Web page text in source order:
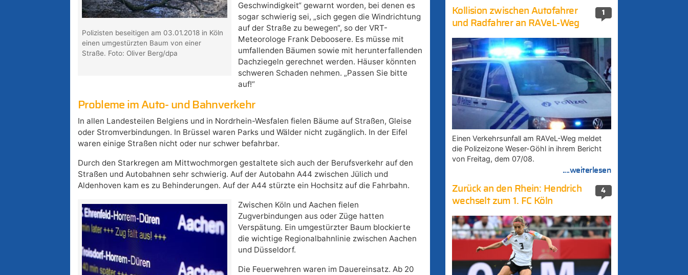
Polizisten beseitigen am 03.01.2018 in Köln
einen umgestürzten Baum von einer
Straße. Foto: Oliver Berg/dpa
Geschwindigkeit“ gewarnt worden, bei denen es
sogar schwierig sei, „sich gegen die Windrichtung
auf der Straße zu bewegen“, so der VRT-
Meteorologe Frank Deboosere. Es müsse mit
umfallenden Bäumen sowie mit herunterfallenden
Dachziegeln gerechnet werden. Häuser könnten
schweren Schaden nehmen. „Passen Sie bitte
auf!“
Probleme im Auto- und Bahnverkehr
In allen Landesteilen Belgiens und in Nordrhein-Wesfalen fielen Bäume auf Straßen, Gleise
oder Stromverbindungen. In Brüssel waren Parks und Wälder nicht zugänglich. In der Eifel
waren einige Straßen nicht oder nur schwer befahrbar.
Durch den Starkregen am Mittwochmorgen gestaltete sich auch der Berufsverkehr auf den
Straßen und Autobahnen sehr schwierig. Auf der Autobahn A44 zwischen Jülich und
Aldenhoven kam es zu Behinderungen. Auf der A44 stürzte ein Hochsitz auf die Fahrbahn.
Zwischen Köln und Aachen fielen
Zugverbindungen aus oder Züge hatten
Verspätung. Ein umgestürzter Baum blockierte
die wichtige Regionalbahnlinie zwischen Aachen
und Düsseldorf.
Die Feuerwehren waren im Dauereinsatz. Ab 20
1
Kollision zwischen Autofahrer
und Radfahrer an RAVeL-Weg
Einen Verkehrsunfall am RAVeL-Weg meldet
die Polizeizone Weser-Göhl in ihrem Bericht
von Freitag, dem 07/08.
....weiterlesen
4
Zurück an den Rhein: Hendrich
wechselt zum 1. FC Köln